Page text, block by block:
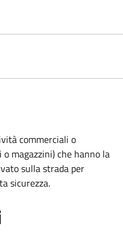
commerciali o
magazzini) che hanno la
sulla strada per
sicurezza.